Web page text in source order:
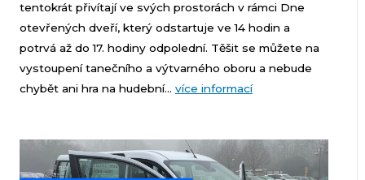
tentokrát přivítají ve svých prostorách v rámci Dne
otevřených dveří, který odstartuje ve 14 hodin a
potrvá až do 17. hodiny odpolední. Těšit se můžete na
vystoupení tanečního a výtvarného oboru a nebude
chybět ani hra na hudební... více informací